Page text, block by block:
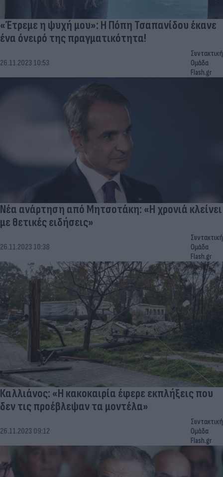
«Έτρεμε η ψυχή μου»: Η Πόπη Τσαπανίδου έκανε
ένα όνειρό της πραγματικότητα!
26.11.2023 10:53
Συντακτική
Ομάδα
Flash.gr
Νέα ανάρτηση από Μητσοτάκη: «Η χρονιά κλείνει
με θετικές ειδήσεις»
26.11.2023 10:38
Συντακτική
Ομάδα
Flash.gr
Καλλιάνος: «Η κακοκαιρία έφερε εκπλήξεις που
δεν τις προέβλεψαν τα μοντέλα»
26.11.2023 09:12
Συντακτική
Ομάδα
Flash.gr